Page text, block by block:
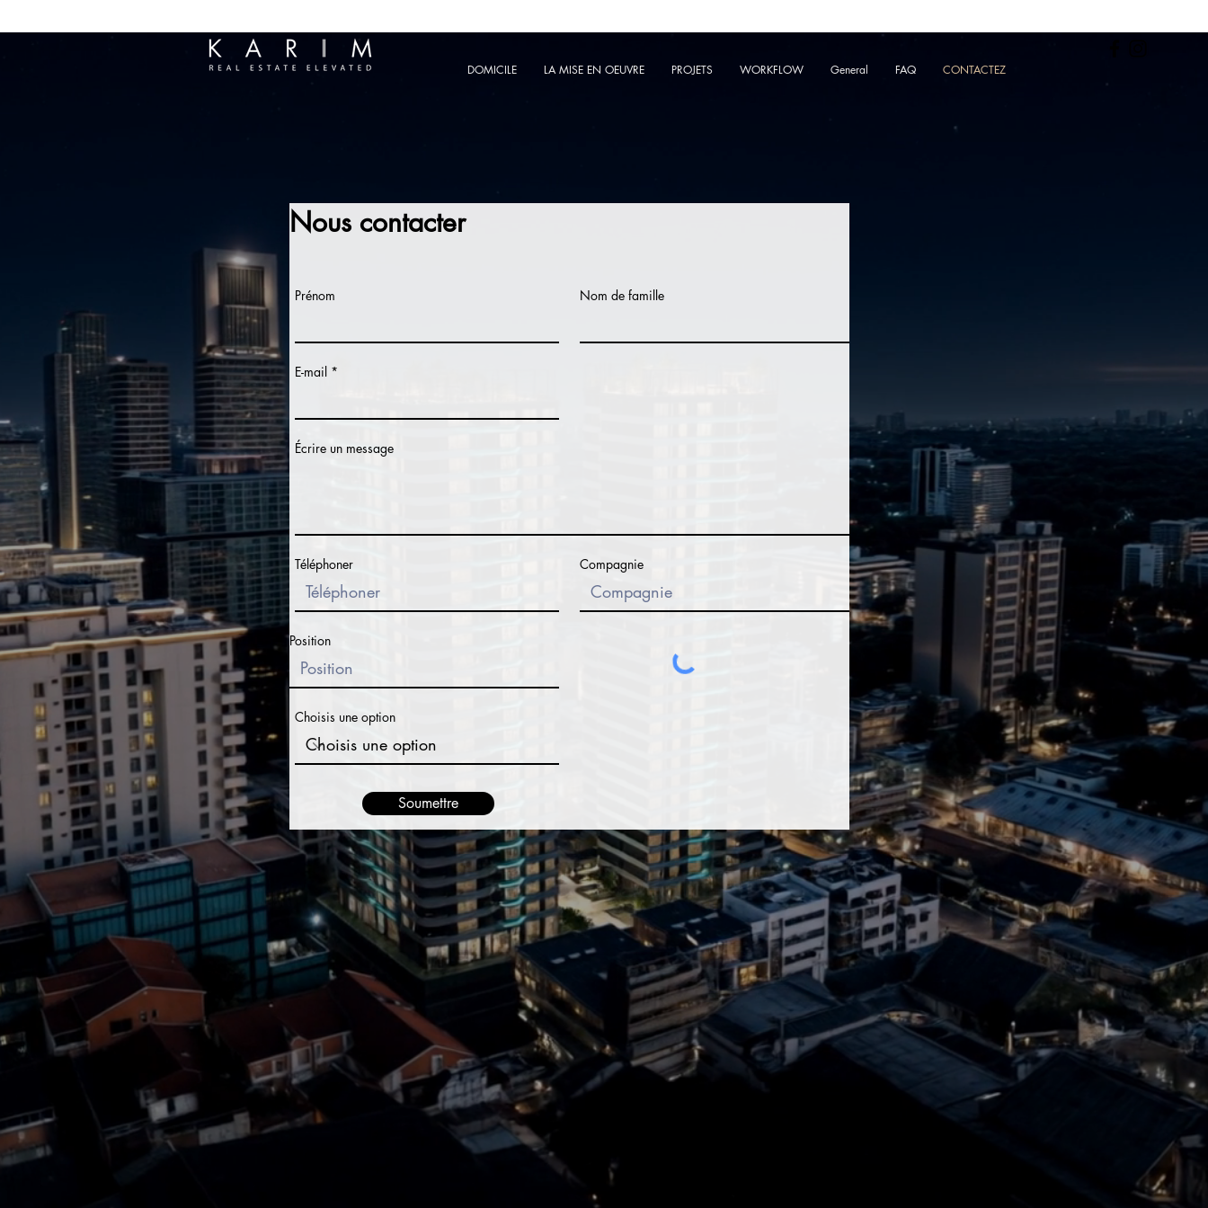
DOMICILE LA MISE EN OEUVRE PROJETS WORKFLOW General FAQ CONTACTEZ
Nous contacter
Prénom Nom de famille
E-mail
Écrire un message
Téléphoner Compagnie
Position
Choisis une option
Soumettre